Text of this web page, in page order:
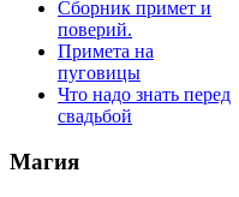
Сборник примет и
поверий.
Примета на
пуговицы
Что надо знать перед
свадьбой
Магия